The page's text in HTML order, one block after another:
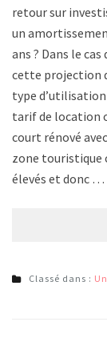
retour sur
un
ans ? Dans le
cette projection
type
tarif de location
court rénové
zone touristique
élevés et donc …
Classé dans :